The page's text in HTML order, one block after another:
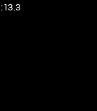
13.3